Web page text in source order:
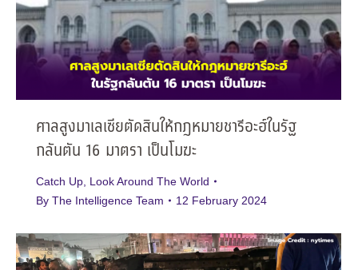
ศาลสูงมาเลเซียตัดสินให้กฎหมายชารีอะฮ์ในรัฐ
กลันตัน 16 มาตรา เป็นโมฆะ
Catch Up Look Around The World
By The Intelligence Team 12 February 2024